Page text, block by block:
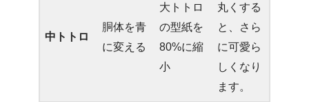
中トトロ
胴体を青
に変える
大トトロ
の型紙を
80%に縮
小
丸くする
と、さら
に可愛ら
しくなり
ます。